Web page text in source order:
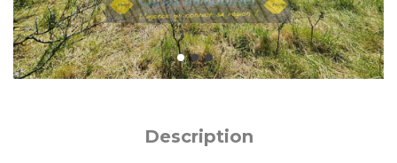
Description